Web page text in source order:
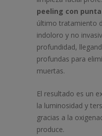
peeling con
último tratamiento
indoloro y no
profundidad,
profundas para
muertas.
El resultado es un
la luminosidad y
gracias a la
produce.